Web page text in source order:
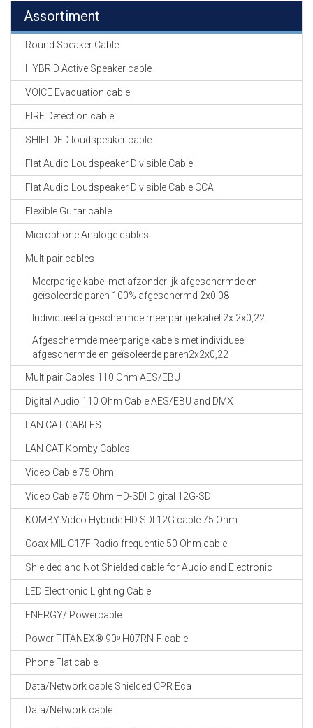
Assortiment
Round Speaker Cable
HYBRID Active Speaker cable
VOICE Evacuation cable
FIRE Detection cable
SHIELDED loudspeaker cable
Flat Audio Loudspeaker Divisible Cable
Flat Audio Loudspeaker Divisible Cable CCA
Flexible Guitar cable
Microphone Analoge cables
Multipair cables
Meerparige kabel met afzonderlijk afgeschermde en
geïsoleerde paren 100% afgeschermd 2x0,08
Individueel afgeschermde meerparige kabel 2x 2x0,22
Afgeschermde meerparige kabels met individueel
afgeschermde en geïsoleerde paren2x2x0,22
Multipair Cables 110 Ohm AES/EBU
Digital Audio 110 Ohm Cable AES/EBU and DMX
LAN CAT CABLES
LAN CAT Komby Cables
Video Cable 75 Ohm
Video Cable 75 Ohm HD-SDI Digital 12G-SDI
KOMBY Video Hybride HD SDI 12G cable 75 Ohm
Coax MIL C17F Radio frequentie 50 Ohm cable
Shielded and Not Shielded cable for Audio and Electronic
LED Electronic Lighting Cable
ENERGY/ Powercable
Power TITANEX® 90ᵒ H07RN-F cable
Phone Flat cable
Data/Network cable Shielded CPR Eca
Data/Network cable